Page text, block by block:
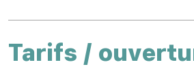
Tarifs /